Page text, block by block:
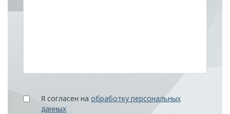
Я согласен на обработку персональных
данных